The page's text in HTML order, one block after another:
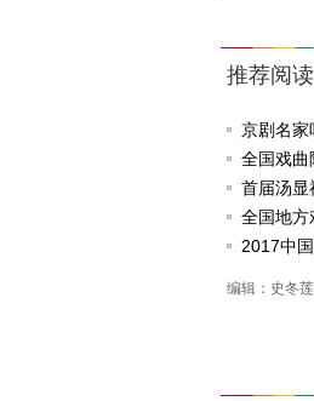
推荐阅读
京剧名家
任
全国戏曲
戏《槐花
首届汤显
动
全国地方
2017中
编辑：史冬莲